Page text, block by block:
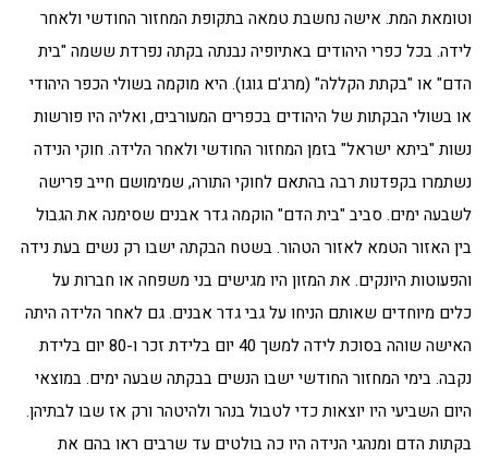
וטומאת המת. אישה נחשבת טמאה בתקופת המחזור החודשי ולאחר
לידה. בכל כפרי היהודים באתיופיה נבנתה בקתה נפרדת ששמה "בית
הדם" או "בקתת הקללה" (מרג'ם גוגו). היא מוקמה בשולי הכפר היהודי
או בשולי הבקתות של היהודים בכפרים המעורבים, ואליה היו פורשות
נשות "ביתא ישראל" בזמן המחזור החודשי ולאחר הלידה. חוקי הנידה
נשתמרו בקפדנות רבה בהתאם לחוקי התורה, שמימושם חייב פרישה
לשבעה ימים. סביב "בית הדם" הוקמה גדר אבנים שסימנה את הגבול
בין האזור הטמא לאזור הטהור. בשטח הבקתה ישבו רק נשים בעת נידה
והפעוטות היונקים. את המזון היו מגישים בני משפחה או חברות על
כלים מיוחדים שאותם הניחו על גבי גדר אבנים. גם לאחר הלידה היתה
האישה שוהה בסוכת לידה למשך 40 יום בלידת זכר ו-80 יום בלידת
נקבה. בימי המחזור החודשי ישבו הנשים בבקתה שבעה ימים. במוצאי
היום השביעי היו יוצאות כדי לטבול בנהר ולהיטהר ורק אז שבו לבתיהן.
בקתות הדם ומנהגי הנידה היו כה בולטים עד שרבים ראו בהם את